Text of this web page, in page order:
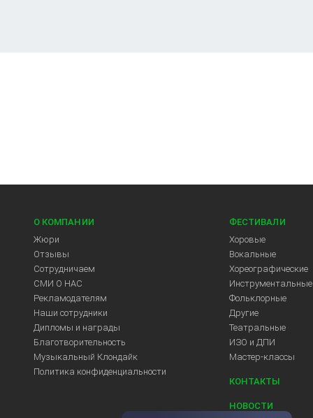
О КОМПАНИИ
Жюри
Отзывы
Сотрудничаем
СМИ О НАС
Рекламодателям
Наши сотрудники
Дипломы и награды
Благотворительность
Музыкальный Клондайк
Политика конфиденциальности
ФЕСТИВАЛИ
Хоровые
Вокальные
Хореографические
Инструментальные
Фольклорные
Другие
Театральные
ИЗО и ДПИ
Мастер-классы
КОНТАКТЫ
НОВОСТИ
Арт-Центр